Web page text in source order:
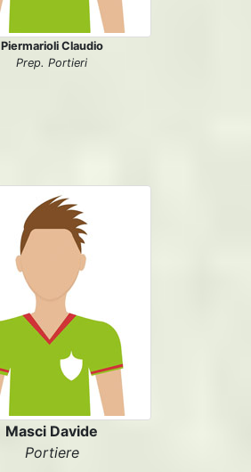
Piermarioli Claudio
Prep. Portieri
Masci Davide
Portiere